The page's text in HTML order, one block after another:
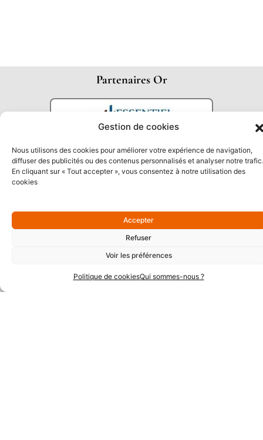
Gestion de cookies
Nous utilisons des cookies pour améliorer votre expérience de navigation,
diffuser des publicités ou des contenus personnalisés et analyser notre trafic.
En cliquant sur « Tout accepter », vous consentez à notre utilisation des
cookies
Accepter
Refuser
Voir les préférences
Politique de cookiesQui sommes-nous ?
Partenaires Or
Partenaires Argent